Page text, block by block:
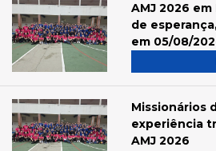
AMJ 2026
de
em 05/08/
Missionários
experiência
AMJ 2026